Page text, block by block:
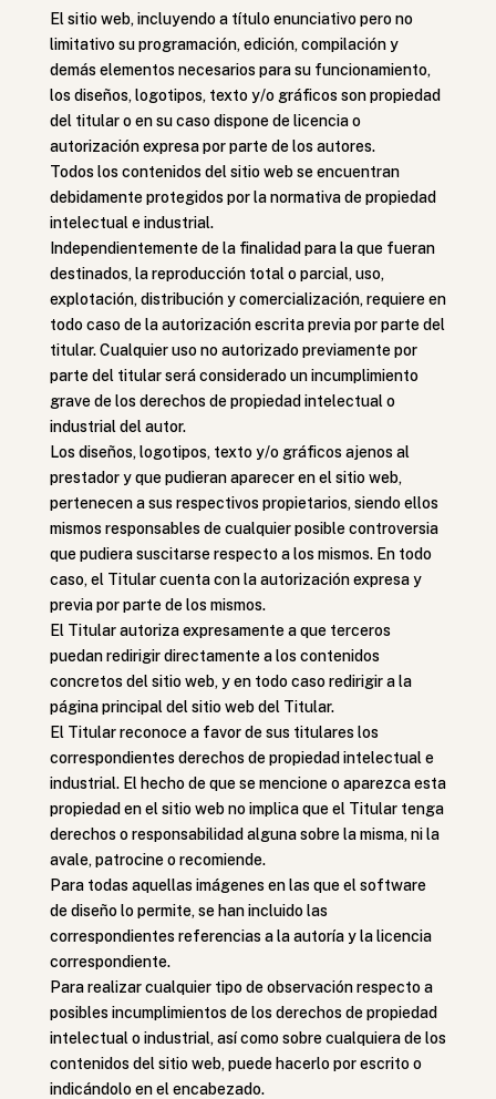
El sitio web, incluyendo a título enunciativo pero no
limitativo su programación, edición, compilación y
demás elementos necesarios para su funcionamiento,
los diseños, logotipos, texto y/o gráficos son propiedad
del titular o en su caso dispone de licencia o
autorización expresa por parte de los autores.
Todos los contenidos del sitio web se encuentran
debidamente protegidos por la normativa de propiedad
intelectual e industrial.
Independientemente de la finalidad para la que fueran
destinados, la reproducción total o parcial, uso,
explotación, distribución y comercialización, requiere en
todo caso de la autorización escrita previa por parte del
titular. Cualquier uso no autorizado previamente por
parte del titular será considerado un incumplimiento
grave de los derechos de propiedad intelectual o
industrial del autor.
Los diseños, logotipos, texto y/o gráficos ajenos al
prestador y que pudieran aparecer en el sitio web,
pertenecen a sus respectivos propietarios, siendo ellos
mismos responsables de cualquier posible controversia
que pudiera suscitarse respecto a los mismos. En todo
caso, el Titular cuenta con la autorización expresa y
previa por parte de los mismos.
El Titular autoriza expresamente a que terceros
puedan redirigir directamente a los contenidos
concretos del sitio web, y en todo caso redirigir a la
página principal del sitio web del Titular.
El Titular reconoce a favor de sus titulares los
correspondientes derechos de propiedad intelectual e
industrial. El hecho de que se mencione o aparezca esta
propiedad en el sitio web no implica que el Titular tenga
derechos o responsabilidad alguna sobre la misma, ni la
avale, patrocine o recomiende.
Para todas aquellas imágenes en las que el software
de diseño lo permite, se han incluido las
correspondientes referencias a la autoría y la licencia
correspondiente.
Para realizar cualquier tipo de observación respecto a
posibles incumplimientos de los derechos de propiedad
intelectual o industrial, así como sobre cualquiera de los
contenidos del sitio web, puede hacerlo por escrito o
indicándolo en el encabezado.